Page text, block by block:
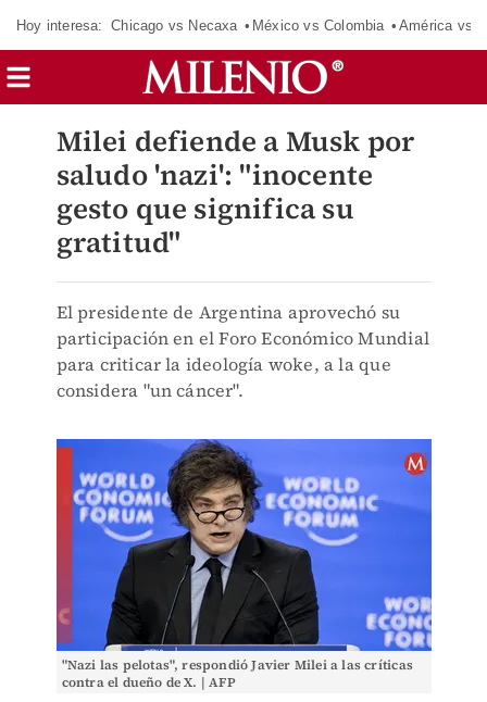
Hoy interesa: Chicago vs Necaxa México vs Colombia América vs
Milei defiende a Musk por
saludo 'nazi': "inocente
gesto que significa su
gratitud"
El presidente de Argentina aprovechó su
participación en el Foro Económico Mundial
para criticar la ideología woke, a la que
considera "un cáncer".
"Nazi las pelotas", respondió Javier Milei a las críticas
contra el dueño de X. | AFP